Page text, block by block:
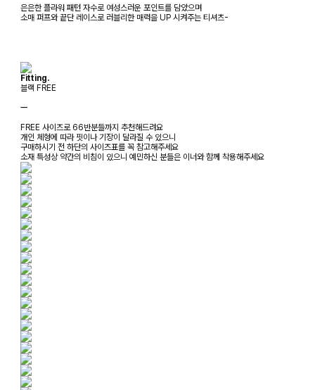
은은한 플라워 패턴 자수로 여성스러운 포인트를 담았으며
소매 퍼프와 끝단 레이스로 러블리한 매력을 UP 시켜주는 티셔츠-
Fitting.
블랙 FREE
ㅡ
FREE 사이즈로 66반분들까지 추천해드려요
개인 체형에 따라 핏이나 기장이 달라질 수 있으니
구매하시기 전 하단의 사이즈표를 꼭 참고해주세요
소재 특성상 약간의 비침이 있으니 예민하신 분들은 이너와 함께 착용해주세요